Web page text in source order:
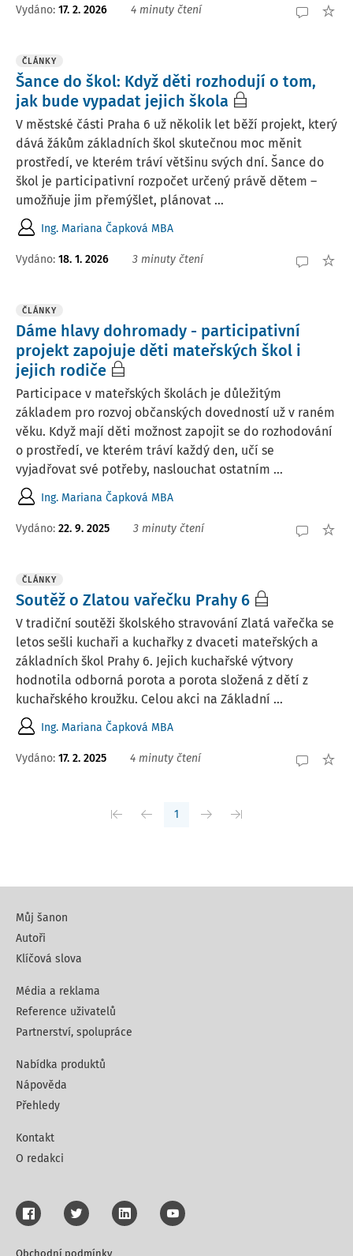
Vydáno: 17. 2. 2026 4 minuty čtení
ČLÁNKY
Šance do škol: Když děti rozhodují o tom,
jak bude vypadat jejich škola
V městské části Praha 6 už několik let běží projekt, který
dává žákům základních škol skutečnou moc měnit
prostředí, ve kterém tráví většinu svých dní. Šance do
škol je participativní rozpočet určený právě dětem –
umožňuje jim přemýšlet, plánovat ...
Ing. Mariana Čapková MBA
Vydáno: 18. 1. 2026 3 minuty čtení
ČLÁNKY
Dáme hlavy dohromady - participativní
projekt zapojuje děti mateřských škol i
jejich rodiče
Participace v mateřských školách je důležitým
základem pro rozvoj občanských dovedností už v raném
věku. Když mají děti možnost zapojit se do rozhodování
o prostředí, ve kterém tráví každý den, učí se
vyjadřovat své potřeby, naslouchat ostatním ...
Ing. Mariana Čapková MBA
Vydáno: 22. 9. 2025 3 minuty čtení
ČLÁNKY
Soutěž o Zlatou vařečku Prahy 6
V tradiční soutěži školského stravování Zlatá vařečka se
letos sešli kuchaři a kuchařky z dvaceti mateřských a
základních škol Prahy 6. Jejich kuchařské výtvory
hodnotila odborná porota a porota složená z dětí z
kuchařského kroužku. Celou akci na Základní ...
Ing. Mariana Čapková MBA
Vydáno: 17. 2. 2025 4 minuty čtení
1
Můj šanon
Autoři
Klíčová slova
Média a reklama
Reference uživatelů
Partnerství, spolupráce
Nabídka produktů
Nápověda
Přehledy
Kontakt
O redakci
Obchodní podmínky